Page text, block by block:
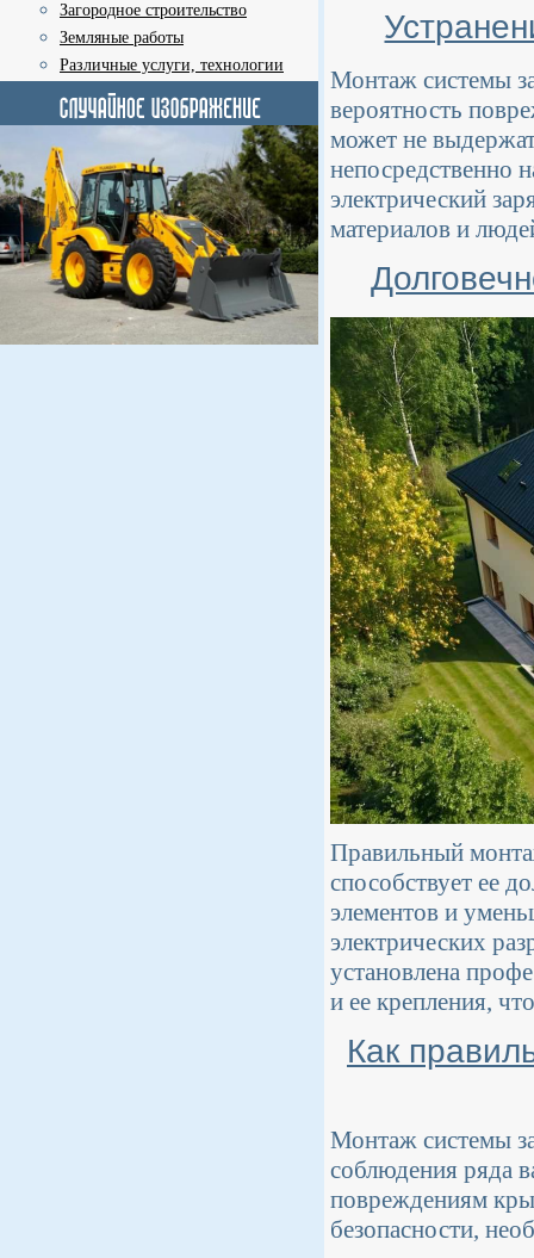
Загородное строительство
Земляные работы
Различные услуги, технологии
Монтаж системы
вероятность
может не
непосредственно
электрический
материалов и
Правильный
способствует ее
элементов и
электрических
установлена
и ее крепления,
Как
Монтаж системы
соблюдения ряда
повреждениям
безопасности,